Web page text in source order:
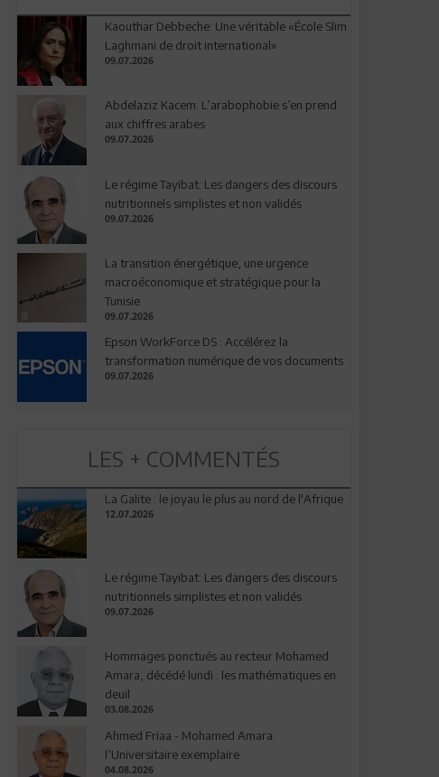
Kaouthar Debbeche: Une véritable «École Slim
Laghmani de droit international»
09.07.2026
Abdelaziz Kacem: L’arabophobie s’en prend
aux chiffres arabes
09.07.2026
Le régime Tayibat: Les dangers des discours
nutritionnels simplistes et non validés
09.07.2026
La transition énergétique, une urgence
macroéconomique et stratégique pour la
Tunisie
09.07.2026
Epson WorkForce DS : Accélérez la
transformation numérique de vos documents
09.07.2026
LES + COMMENTÉS
La Galite : le joyau le plus au nord de l'Afrique
12.07.2026
Le régime Tayibat: Les dangers des discours
nutritionnels simplistes et non validés
09.07.2026
Hommages ponctués au recteur Mohamed
Amara, décédé lundi : les mathématiques en
deuil
03.08.2026
Ahmed Friaa - Mohamed Amara:
l’Universitaire exemplaire
04.08.2026